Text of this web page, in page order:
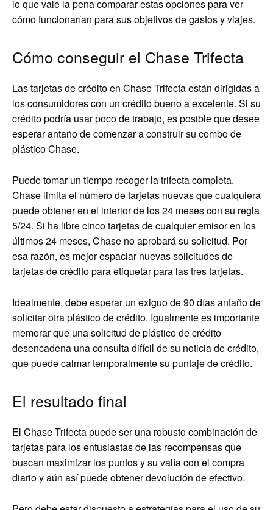
lo que vale la pena comparar estas opciones para ver
cómo funcionarían para sus objetivos de gastos y viajes.
Cómo conseguir el Chase Trifecta
Las tarjetas de crédito en Chase Trifecta están dirigidas a
los consumidores con un crédito bueno a excelente. Si su
crédito podría usar poco de trabajo, es posible que desee
esperar antaño de comenzar a construir su combo de
plástico Chase.
Puede tomar un tiempo recoger la trifecta completa.
Chase limita el número de tarjetas nuevas que cualquiera
puede obtener en el interior de los 24 meses con su regla
5/24. Si ha libre cinco tarjetas de cualquier emisor en los
últimos 24 meses, Chase no aprobará su solicitud. Por
esa razón, es mejor espaciar nuevas solicitudes de
tarjetas de crédito para etiquetar para las tres tarjetas.
Idealmente, debe esperar un exiguo de 90 días antaño de
solicitar otra plástico de crédito. Igualmente es importante
memorar que una solicitud de plástico de crédito
desencadena una consulta difícil de su noticia de crédito,
que puede calmar temporalmente su puntaje de crédito.
El resultado final
El Chase Trifecta puede ser una robusto combinación de
tarjetas para los entusiastas de las recompensas que
buscan maximizar los puntos y su valía con el compra
diario y aún así puede obtener devolución de efectivo.